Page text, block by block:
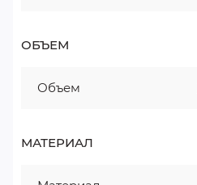
ОБЪЕМ
Объем
МАТЕРИАЛ